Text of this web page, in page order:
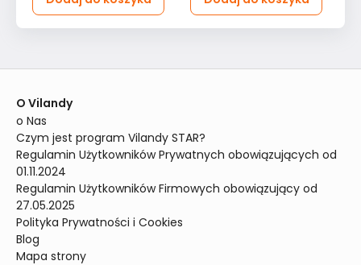
O Vilandy
o Nas
Czym jest program Vilandy STAR?
Regulamin Użytkowników Prywatnych obowiązujących od
01.11.2024
Regulamin Użytkowników Firmowych obowiązujący od
27.05.2025
Polityka Prywatności i Cookies
Blog
Mapa strony